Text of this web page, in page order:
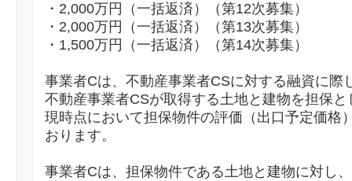
・2,000万円（一括返済）（第12次募集）
・2,000万円（一括返済）（第13次募集）
・1,500万円（一括返済）（第14次募集）
事業者Cは、不動産事業者CSに対する融資に際
不動産事業者CSが取得する土地と建物を担保
現時点において担保物件の評価（出口予定価格
おります。
事業者Cは、担保物件である土地と建物に対し